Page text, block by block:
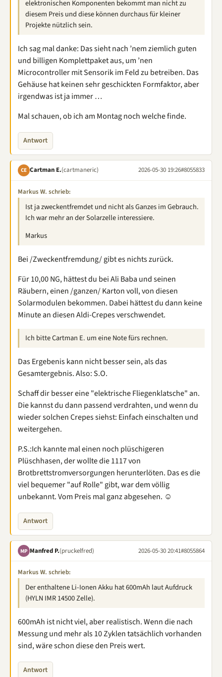
elektronischen Komponenten bekommt man nicht zu
diesem Preis und diese können durchaus für kleiner
Projekte nützlich sein.
Ich sag mal danke: Das sieht nach ’nem ziemlich guten
und billigen Komplettpaket aus, um ’nen
Microcontroller mit Sensorik im Feld zu betreiben. Das
Gehäuse hat keinen sehr geschickten Formfaktor, aber
irgendwas ist ja immer …
Mal schauen, ob ich am Montag noch welche finde.
Antwort
CE Cartman E.(cartmaneric) 2026-05-30 19:26#8055833
Markus W. schrieb:
Ist ja zweckentfremdet und nicht als Ganzes im Gebrauch.
Ich war mehr an der Solarzelle interessiere.
Markus
Bei /Zweckentfremdung/ gibt es nichts zurück.
Für 10,00 NG, hättest du bei Ali Baba und seinen
Räubern, einen /ganzen/ Karton voll, von diesen
Solarmodulen bekommen. Dabei hättest du dann keine
Minute an diesen Aldi-Crepes verschwendet.
Ich bitte Cartman E. um eine Note fürs rechnen.
Das Ergebenis kann nicht besser sein, als das
Gesamtergebnis. Also: S.O.
Schaff dir besser eine "elektrische Fliegenklatsche" an.
Die kannst du dann passend verdrahten, und wenn du
wieder solchen Crepes siehst: Einfach einschalten und
weitergehen.
P.S.:Ich kannte mal einen noch plüschigeren
Plüschhasen, der wollte die 1117 von
Brotbrettstromversorgungen herunterlöten. Das es die
viel bequemer "auf Rolle" gibt, war dem völlig
unbekannt. Vom Preis mal ganz abgesehen. ☺
Antwort
MP Manfred P.(pruckelfred) 2026-05-30 20:41#8055864
Markus W. schrieb:
Der enthaltene Li-Ionen Akku hat 600mAh laut Aufdruck
(HYLN IMR 14500 Zelle).
600mAh ist nicht viel, aber realistisch. Wenn die nach
Messung und mehr als 10 Zyklen tatsächlich vorhanden
sind, wäre schon diese den Preis wert.
Antwort